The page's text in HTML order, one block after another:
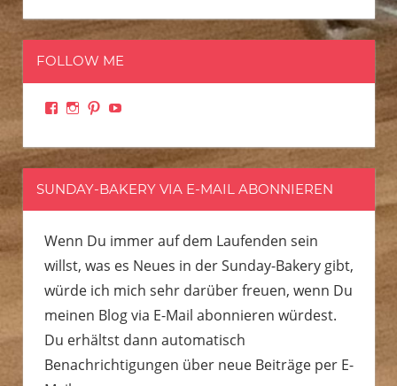
FOLLOW ME
Facebook
Instagram
PinterestYouTube
SUNDAY-BAKERY VIA E-MAIL ABONNIEREN
Wenn Du immer auf dem Laufenden sein
willst, was es Neues in der Sunday-Bakery gibt,
würde ich mich sehr darüber freuen, wenn Du
meinen Blog via E-Mail abonnieren würdest.
Du erhältst dann automatisch
Benachrichtigungen über neue Beiträge per E-